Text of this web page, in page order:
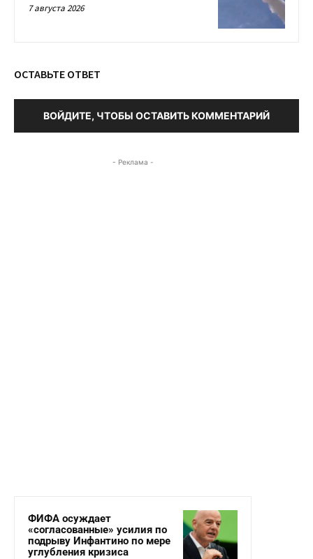
7 августа 2026
ОСТАВЬТЕ ОТВЕТ
ВОЙДИТЕ, ЧТОБЫ ОСТАВИТЬ КОММЕНТАРИЙ
- Реклама -
ФИФА осуждает
«согласованные» усилия по
подрыву Инфантино по мере
углубления кризиса